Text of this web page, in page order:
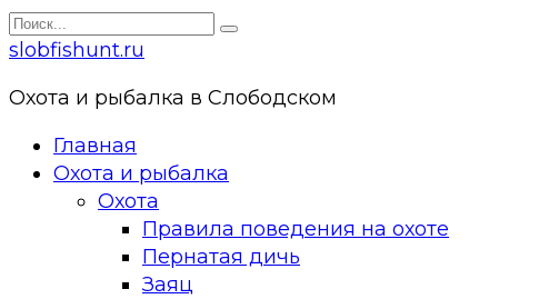
Перейти
к
Search
for:
slobfishunt.ru
Охота и рыбалка в Слободском
Главная
Охота и рыбалка
Охота
Правила поведения на охоте
Пернатая дичь
Заяц